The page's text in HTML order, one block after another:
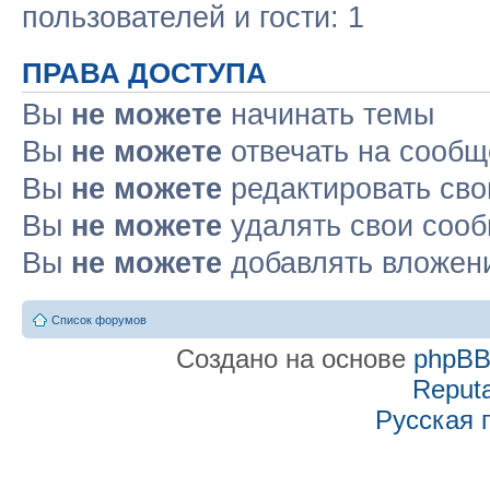
пользователей и гости: 1
ПРАВА ДОСТУПА
Вы не можете начинать темы
Вы не можете отвечать на
Вы не можете редактировать
Вы не можете удалять свои
Вы не можете добавлять
Список форумов
Создано на основе phpBB
Русская